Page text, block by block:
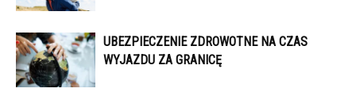
UBEZPIECZENIE ZDROWOTNE NA CZAS
WYJAZDU ZA GRANICĘ